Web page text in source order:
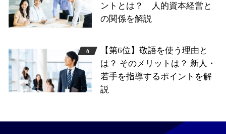
ントとは？ 人的資本経営と
の関係を解説
【第6位】敬語を使う理由と
は？ そのメリットは？ 新人・
若手を指導するポイントを解
説